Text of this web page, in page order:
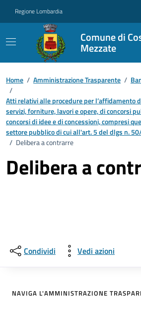
Regione Lombardia
Comune di
Mezzate
Home / Amministrazione Trasparente /
/
Atti relativi alle procedure per l’affidamento
servizi, forniture, lavori e opere, di concorsi
concorsi di idee e di concessioni, compresi
settore pubblico di cui all'art. 5 del dlgs n.
/ Delibera a contrarre
Delibera a
Condividi Vedi azioni
NAVIGA L'AMMINISTRAZIONE